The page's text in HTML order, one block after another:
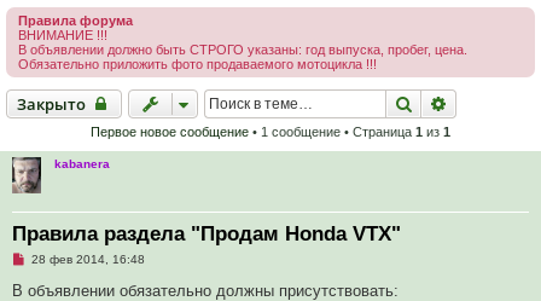
Правила форума
ВНИМАНИЕ !!!
В объявлении должно быть СТРОГО указаны: год выпуска, пробег, цена.
Обязательно приложить фото продаваемого мотоцикла !!!
Закрыто
Закрыто Поиск
Первое новое сообщение • 1 сообщение • Страница 1 из 1
kabanera
Правила раздела "Продам Honda VTX"
Н
п
28 фев 2014, 16:48
В объявлении обязательно должны присутствовать: